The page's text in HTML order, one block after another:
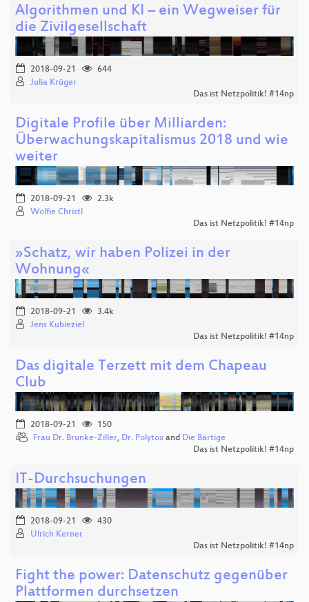
Algorithmen und KI – ein Wegweiser für
die Zivilgesellschaft
2018-09-21
644
Julia Krüger
Das ist Netzpolitik! #14np
Digitale Profile über Milliarden:
Überwachungskapitalismus 2018 und wie
weiter
2018-09-21
2.3k
Wolfie Christl
Das ist Netzpolitik! #14np
»Schatz, wir haben Polizei in der
Wohnung«
2018-09-21
3.4k
Jens Kubieziel
Das ist Netzpolitik! #14np
Das digitale Terzett mit dem Chapeau
Club
2018-09-21
150
Frau Dr. Brunke-Ziller, Dr. Polytox and Die Bärtige
Das ist Netzpolitik! #14np
IT-Durchsuchungen
2018-09-21
430
Ulrich Kerner
Das ist Netzpolitik! #14np
Fight the power: Datenschutz gegenüber
Plattformen durchsetzen